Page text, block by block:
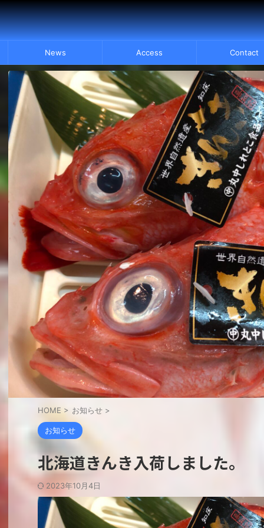
News Access Contact
HOME > お知らせ >
お知らせ
北海道きんき入荷しました。
2023年10月4日